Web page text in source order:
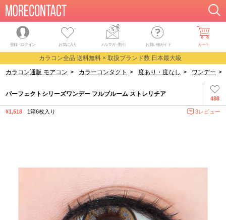
登録・ログイン お気に入り メルマガ・割引 お買い物ガイド カート
カラコン全品 送料無料 × 取扱ブランド数 日本最大級
カラコン通販 モアコン > カラーコンタクト > 度あり・度なし > ワンデー >
488
パーフェクトシリーズワンデー フルブルーム ストレリチア
¥1,518 1箱6枚入り 3レビュー